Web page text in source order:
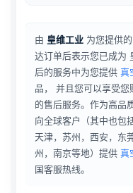
由 皇维工业 为您提供的
达订单后表示您已成为
后的服务中为您提供 真
品， 并且您可以享受您
的售后服务。作为高品
向全球客户（其中也包
天津，苏州，西安，东
州，南京等地）提供 真
国客服热线。